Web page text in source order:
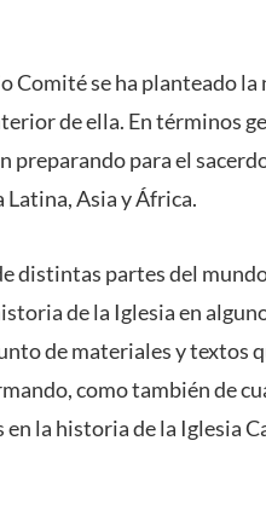
se ha planteado la
de ella. En términos
para el
Latina, Asia y África.
distintas partes del
de la Iglesia en
de materiales y textos
como también de
la historia de la Iglesia